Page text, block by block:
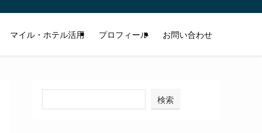
マイル・ホテル活用 プロフィール お問い合わせ
検索